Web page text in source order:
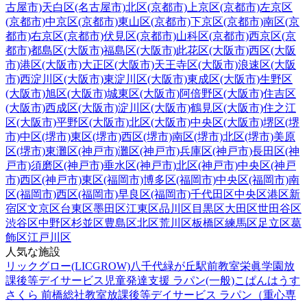
古屋市)天白区(名古屋市)北区(京都市) 上京区(京都市)左京区
(京都市)中京区(京都市)東山区(京都市)下京区(京都市)南区(京
都市)右京区(京都市)伏見区(京都市)山科区(京都市)西京区(京
都市)都島区(大阪市)福島区(大阪市)此花区(大阪市)西区(大阪
市)港区(大阪市)大正区(大阪市)天王寺区(大阪市)浪速区(大阪
市)西淀川区(大阪市)東淀川区(大阪市)東成区(大阪市)生野区
(大阪市)旭区(大阪市)城東区(大阪市)阿倍野区(大阪市)住吉区
(大阪市)西成区(大阪市)淀川区(大阪市)鶴見区(大阪市)住之江
区(大阪市)平野区(大阪市)北区(大阪市)中央区(大阪市)堺区(堺
市)中区(堺市)東区(堺市)西区(堺市)南区(堺市)北区(堺市)美原
区(堺市)東灘区(神戸市)灘区(神戸市)兵庫区(神戸市)長田区(神
戸市)須磨区(神戸市)垂水区(神戸市)北区(神戸市)中央区(神戸
市)西区(神戸市)東区(福岡市)博多区(福岡市)中央区(福岡市)南
区(福岡市)西区(福岡市)早良区(福岡市)千代田区中央区港区新
宿区文京区台東区墨田区江東区品川区 目黒区大田区世田谷区
渋谷区中野区杉並区豊島区北区荒川区板橋区練馬区足立区葛
飾区江戸川区
人気な施設
リックグロー(LICGROW)八千代緑が丘駅前教室栄眞学園放
課後等デイサービス 児童発達支援 ラパン(一般)こぱんはうす
さくら 前橋総社教室放課後等デイサービス ラパン（重心専